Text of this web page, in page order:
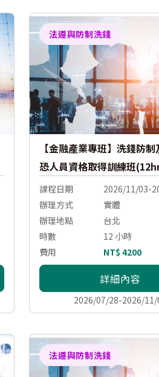
法遵與防制洗錢
【金融產業專班】洗錢防
恐人員資格取得訓練班
課程日期
2026/11/03-
辦理方式
實體
辦理地點
台北
時數
12 小時
費用
NT$ 4200
詳細內容
2026/07/28-2026/11/
法遵與防制洗錢